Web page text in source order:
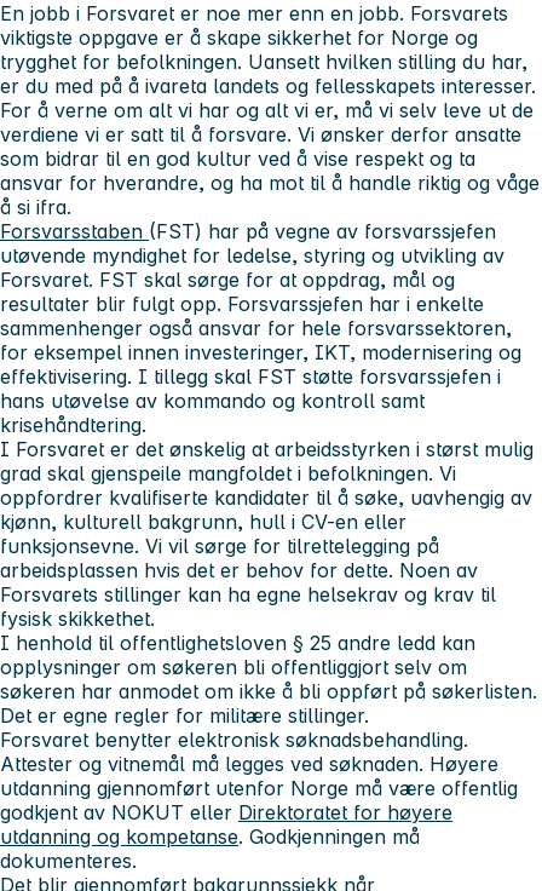
En jobb i Forsvaret er noe mer enn en jobb. Forsvarets
viktigste oppgave er å skape sikkerhet for Norge og
trygghet for befolkningen. Uansett hvilken stilling du har,
er du med på å ivareta landets og fellesskapets interesser.
For å verne om alt vi har og alt vi er, må vi selv leve ut de
verdiene vi er satt til å forsvare. Vi ønsker derfor ansatte
som bidrar til en god kultur ved å vise respekt og ta
ansvar for hverandre, og ha mot til å handle riktig og våge
å si ifra.
Forsvarsstaben (FST) har på vegne av forsvarssjefen
utøvende myndighet for ledelse, styring og utvikling av
Forsvaret. FST skal sørge for at oppdrag, mål og
resultater blir fulgt opp. Forsvarssjefen har i enkelte
sammenhenger også ansvar for hele forsvarssektoren,
for eksempel innen investeringer, IKT, modernisering og
effektivisering. I tillegg skal FST støtte forsvarssjefen i
hans utøvelse av kommando og kontroll samt
krisehåndtering.
I Forsvaret er det ønskelig at arbeidsstyrken i størst mulig
grad skal gjenspeile mangfoldet i befolkningen. Vi
oppfordrer kvalifiserte kandidater til å søke, uavhengig av
kjønn, kulturell bakgrunn, hull i CV-en eller
funksjonsevne. Vi vil sørge for tilrettelegging på
arbeidsplassen hvis det er behov for dette. Noen av
Forsvarets stillinger kan ha egne helsekrav og krav til
fysisk skikkethet.
I henhold til offentlighetsloven § 25 andre ledd kan
opplysninger om søkeren bli offentliggjort selv om
søkeren har anmodet om ikke å bli oppført på søkerlisten.
Det er egne regler for militære stillinger.
Forsvaret benytter elektronisk søknadsbehandling.
Attester og vitnemål må legges ved søknaden. Høyere
utdanning gjennomført utenfor Norge må være offentlig
godkjent av NOKUT eller Direktoratet for høyere
utdanning og kompetanse. Godkjenningen må
dokumenteres.
Det blir gjennomført bakgrunnssjekk når